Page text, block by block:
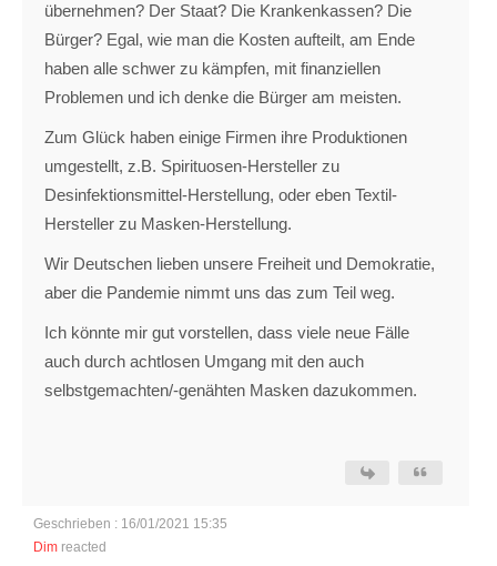
übernehmen? Der Staat? Die Krankenkassen? Die
Bürger? Egal, wie man die Kosten aufteilt, am Ende
haben alle schwer zu kämpfen, mit finanziellen
Problemen und ich denke die Bürger am meisten.
Zum Glück haben einige Firmen ihre Produktionen
umgestellt, z.B. Spirituosen-Hersteller zu
Desinfektionsmittel-Herstellung, oder eben Textil-
Hersteller zu Masken-Herstellung.
Wir Deutschen lieben unsere Freiheit und Demokratie,
aber die Pandemie nimmt uns das zum Teil weg.
Ich könnte mir gut vorstellen, dass viele neue Fälle
auch durch achtlosen Umgang mit den auch
selbstgemachten/-genähten Masken dazukommen.
Geschrieben : 16/01/2021 15:35
Dim reacted